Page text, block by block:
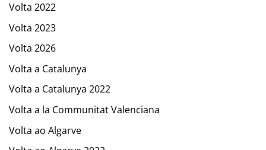
Volta 2022
Volta 2023
Volta 2026
Volta a Catalunya
Volta a Catalunya 2022
Volta a la Communitat Valenciana
Volta ao Algarve